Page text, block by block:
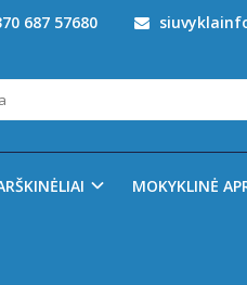
687 57680
MOKYKLINĖ
HEAVYR03